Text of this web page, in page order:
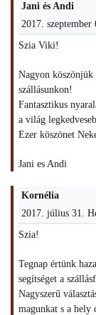
Jani és Andi
2017.
Szia Viki!
Nagyon köszönjük
szállásunkon!
Fantasztikus
a világ
Ezer köszönet
Jani es Andi
Kornélia
2017. július 31.
Szia!
Tegnap értünk
segítséget a
Nagyszerű
magunkat s a hely